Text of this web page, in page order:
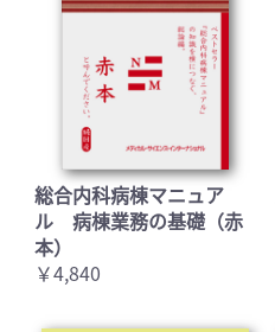
総合内科病棟マニュア
ル 病棟業務の基礎（赤
本）
￥4,840